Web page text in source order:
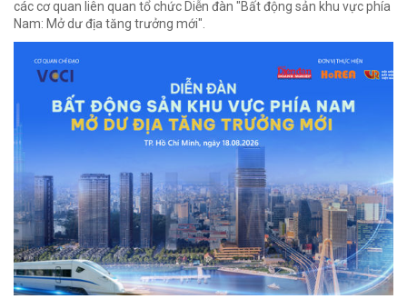
các cơ quan liên quan tổ chức Diễn đàn "Bất động sản khu vực phía
Nam: Mở dư địa tăng trưởng mới".